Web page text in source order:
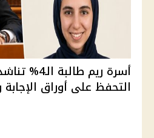
أسرة ريم
التحفظ على أوراق